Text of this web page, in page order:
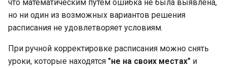
что математическим путем ошибка не была выявлена,
но ни один из возможных вариантов решения
расписания не удовлетворяет условиям.
При ручной корректировке расписания можно снять
уроки, которые находятся "не на своих местах" и